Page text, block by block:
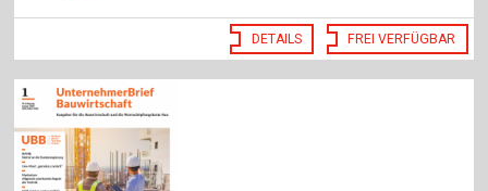
DETAILS FREI VERFÜGBAR